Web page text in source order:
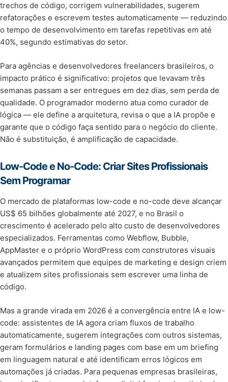
trechos de código, corrigem vulnerabilidades, sugerem
refatorações e escrevem testes automaticamente — reduzindo
o tempo de desenvolvimento em tarefas repetitivas em até
40%, segundo estimativas do setor.
Para agências e desenvolvedores freelancers brasileiros, o
impacto prático é significativo: projetos que levavam três
semanas passam a ser entregues em dez dias, sem perda de
qualidade. O programador moderno atua como curador de
lógica — ele define a arquitetura, revisa o que a IA propõe e
garante que o código faça sentido para o negócio do cliente.
Não é substituição, é amplificação de capacidade.
Low-Code e No-Code: Criar Sites Profissionais
Sem Programar
O mercado de plataformas low-code e no-code deve alcançar
US$ 65 bilhões globalmente até 2027, e no Brasil o
crescimento é acelerado pelo alto custo de desenvolvedores
especializados. Ferramentas como Webflow, Bubble,
AppMaster e o próprio WordPress com construtores visuais
avançados permitem que equipes de marketing e design criem
e atualizem sites profissionais sem escrever uma linha de
código.
Mas a grande virada em 2026 é a convergência entre IA e low-
code: assistentes de IA agora criam fluxos de trabalho
automaticamente, sugerem integrações com outros sistemas,
geram formulários e landing pages com base em um briefing
em linguagem natural e até identificam erros lógicos em
automações já criadas. Para pequenas empresas brasileiras,